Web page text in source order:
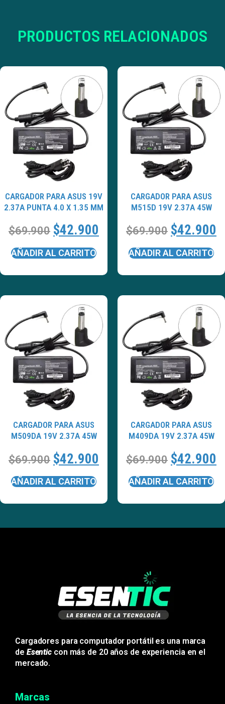
PRODUCTOS RELACIONADOS
CARGADOR PARA ASUS 19V
2.37A PUNTA 4.0 X 1.35 MM
$69.900 $42.900
AÑADIR AL CARRITO
CARGADOR PARA ASUS
M515D 19V 2.37A 45W
$69.900 $42.900
AÑADIR AL CARRITO
CARGADOR PARA ASUS
M509DA 19V 2.37A 45W
$69.900 $42.900
AÑADIR AL CARRITO
CARGADOR PARA ASUS
M409DA 19V 2.37A 45W
$69.900 $42.900
AÑADIR AL CARRITO
Cargadores para computador portátil es una marca
de Esentic con más de 20 años de experiencia en el
mercado.
Marcas